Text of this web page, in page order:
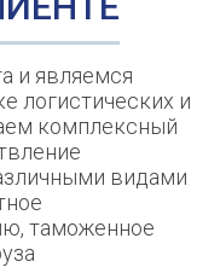
и являемся
логистических и
комплексный
видами
таможенное